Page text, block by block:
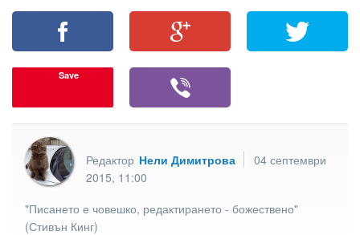
Save
Редактор Нели Димитрова
04 септември
2015, 11:00
"Писането е човешко, редактирането - божествено"
(Стивън Кинг)